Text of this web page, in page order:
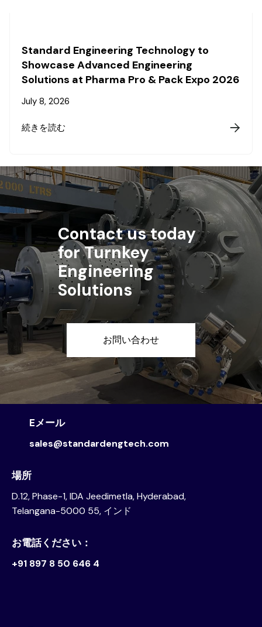
Standard Engineering Technology to
Showcase Advanced Engineering
Solutions at Pharma Pro & Pack Expo 2026
July 8, 2026
続きを読む 
Contact us today
for Turnkey
Engineering
Solutions
お問い合わせ
場所
D.12, Phase-1, IDA Jeedimetla, Hyderabad,
Telangana-5000 55, インド
Eメール
sales@standardengtech.com
お電話ください：
+91 897 8 50 646 4